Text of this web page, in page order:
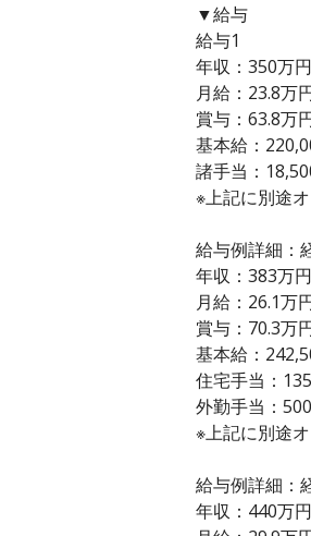
▼給与
給与1
年収：350万
月給：23.8万
賞与：63.8万
基本給：
諸手当：
※上記に別途
給与例詳細：
年収：383万円
月給：26.1万
賞与：70.3万
基本給：
住宅手当：
外勤手当：
※上記に別途
給与例詳細：
年収：440万円